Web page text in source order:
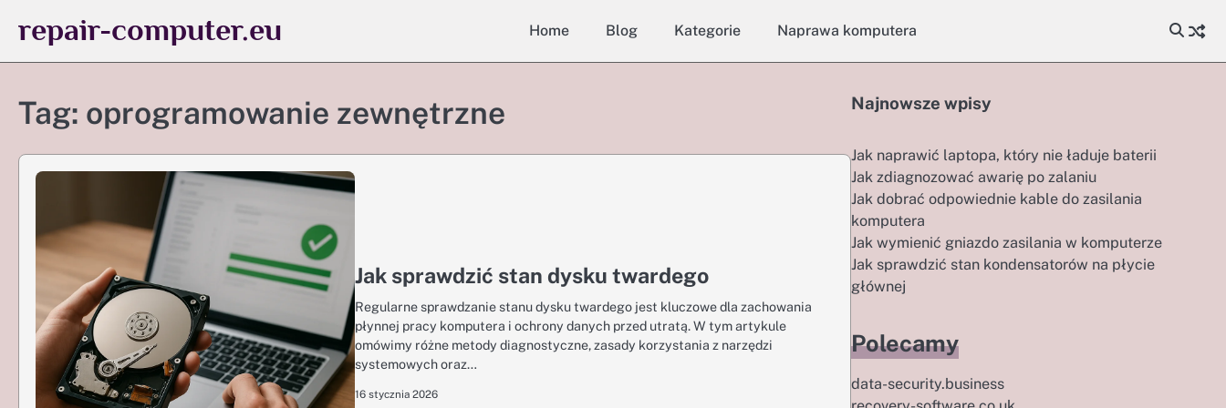
repair-computer.eu Home Blog Kategorie Naprawa komputera
Tag: oprogramowanie zewnętrzne
Jak sprawdzić stan dysku twardego
Regularne sprawdzanie stanu dysku twardego jest kluczowe dla zachowania
płynnej pracy komputera i ochrony danych przed utratą. W tym artykule
omówimy różne metody diagnostyczne, zasady korzystania z narzędzi
systemowych oraz…
16 stycznia 2026
Najnowsze wpisy
Jak naprawić laptopa, który nie ładuje baterii
Jak zdiagnozować awarię po zalaniu
Jak dobrać odpowiednie kable do zasilania
komputera
Jak wymienić gniazdo zasilania w komputerze
Jak sprawdzić stan kondensatorów na płycie
głównej
Polecamy
data-security.business